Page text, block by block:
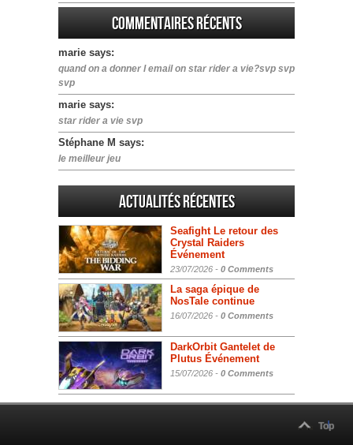
Commentaires récents
marie says:
quand on a donner l email on star rider a vie?svp svp
svp
marie says:
star rider a vie svp
Stéphane M says:
le meilleur jeu
Actualités Récentes
Seafight Le retour des
Crystal Raiders
Événement
23/07/2026 - 0 Comments
La saga épique de
NosTale continue
16/07/2026 - 0 Comments
DarkOrbit Gantelet de
Plutus Événement
15/07/2026 - 0 Comments
Top